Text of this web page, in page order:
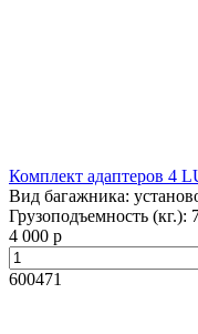
Комплект адаптеров 4
Вид багажника:
Грузоподъемность (кг.):
4 000 р
600471